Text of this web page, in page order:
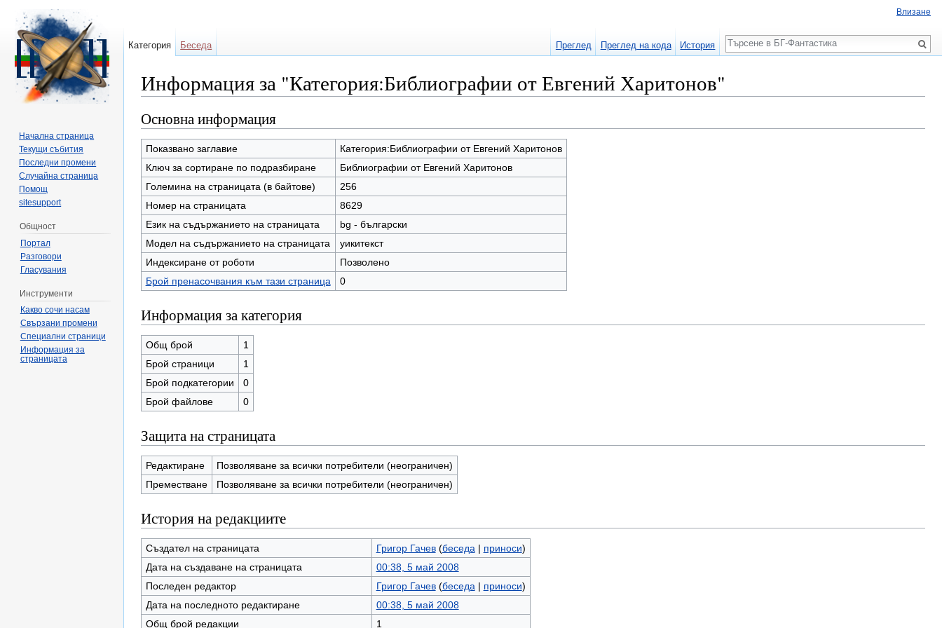
Информация за "Категория:Библиографии от Евгений Харитонов"
Основна информация
Показвано заглавие
Категория:Библиографии от Евгений Харитонов
Ключ за сортиране по подразбиране
Библиографии от Евгений Харитонов
Големина на страницата (в байтове)
256
Номер на страницата
8629
Език на съдържанието на страницата
bg - български
Модел на съдържанието на страницата
уикитекст
Индексиране от роботи
Позволено
Брой пренасочвания към тази страница
0
Информация за категория
Общ брой
1
Брой страници
1
Брой подкатегории
0
Брой файлове
0
Защита на страницата
Редактиране
Позволяване за всички потребители (неограничен)
Преместване
Позволяване за всички потребители (неограничен)
История на редакциите
Създател на страницата Григор Гачев (беседа | приноси)
Дата на създаване на страницата
00:38, 5 май 2008
Последeн редактор
Григор Гачев (беседа | приноси)
Дата на последнoто редактиране
00:38, 5 май 2008
Общ брой редакции
1
Влизане
Категория Беседа Преглед Преглед на кода История
Търсене
Начална страница
Текущи събития
Последни промени
Случайна страница
Помощ
sitesupport
Общност
Портал
Разговори
Гласувания
Инструменти
Какво сочи насам
Свързани промени
Специални страници
Информация за
страницата